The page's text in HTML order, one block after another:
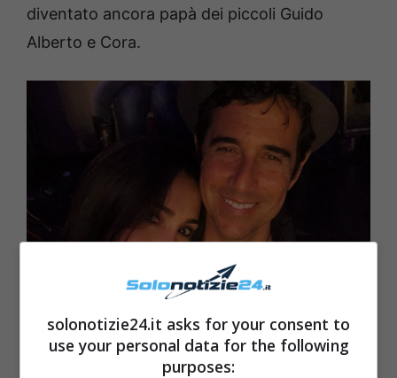
diventato ancora papà dei piccoli Guido
Alberto e Cora.
Caterina Balivo Guido Maria Brera – Solonotizie24
solonotizie24.it asks for your consent to
use your personal data for the following
purposes: